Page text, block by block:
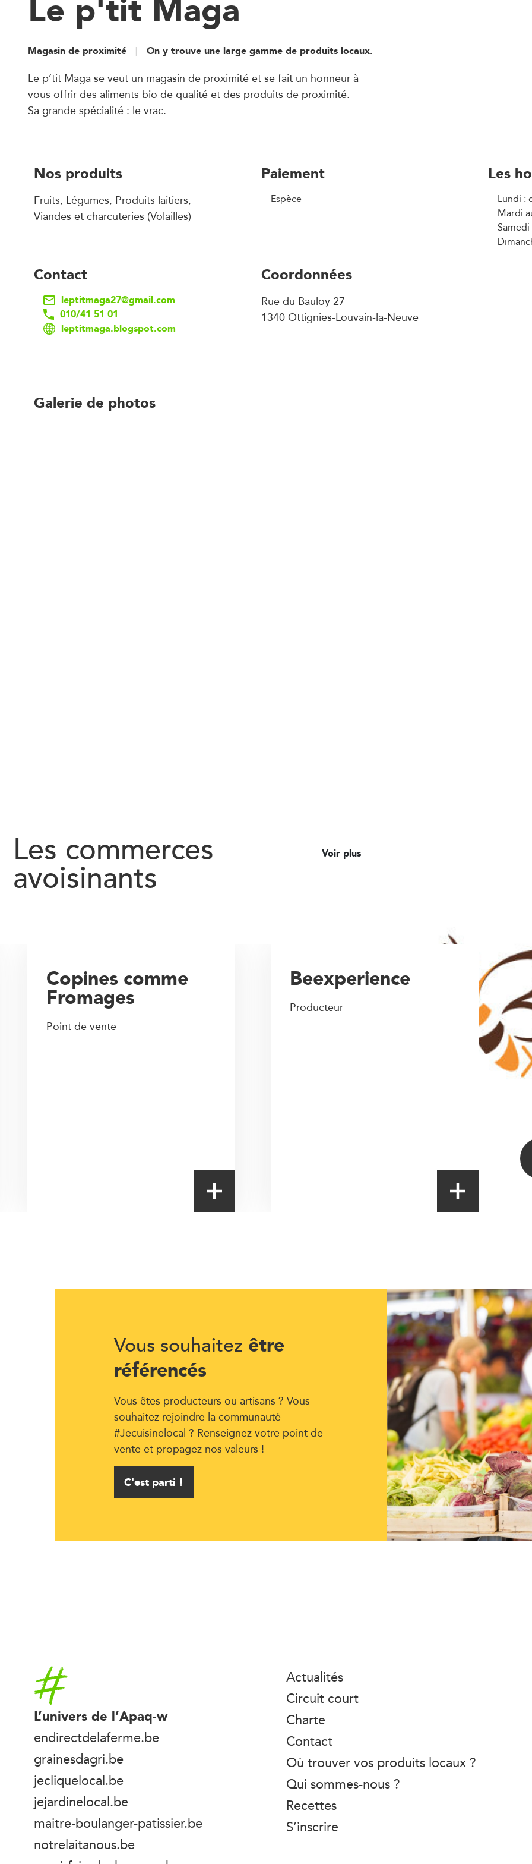
Magasin de proximité On y trouve une large gamme de produits locaux.
Le p’tit Maga se veut un magasin de proximité et se fait un honneur à
vous offrir des aliments bio de qualité et des produits de proximité.
Sa grande spécialité : le vrac.
Nos produits
Fruits, Légumes, Produits laitiers,
Viandes et charcuteries (Volailles)
Paiement
Espèce
Les
Lundi :
Mardi
Contact
leptitmaga27@gmail.com
010/41 51 01
leptitmaga.blogspot.com
Coordonnées
Rue du Bauloy 27
1340 Ottignies-Louvain-la-Neuve
Galerie de photos
Les commerces
avoisinants
Voir plus
Beexperience
Producteur
Copines comme
Fromages
Point de vente
Vous souhaitez être
référencés
Vous êtes producteurs ou artisans ? Vous
souhaitez rejoindre la communauté
#Jecuisinelocal ? Renseignez votre point de
vente et propagez nos valeurs !
C'est parti !
Accueil
L’univers de l’Apaq-w
endirectdelaferme.be
grainesdagri.be
jecliquelocal.be
jejardinelocal.be
maitre-boulanger-patissier.be
notrelaitanous.be
Actualités
Circuit court
Charte
Contact
Où trouver vos produits locaux ?
Qui sommes-nous ?
Recettes
S’inscrire